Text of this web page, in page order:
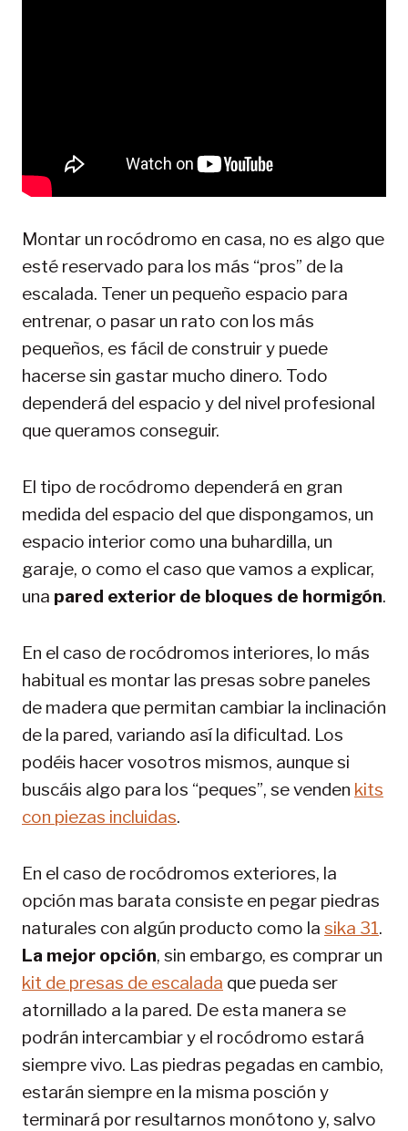
Montar un rocódromo en casa, no es algo que
esté reservado para los más “pros” de la
escalada. Tener un pequeño espacio para
entrenar, o pasar un rato con los más
pequeños, es fácil de construir y puede
hacerse sin gastar mucho dinero. Todo
dependerá del espacio y del nivel profesional
que queramos conseguir.
El tipo de rocódromo dependerá en gran
medida del espacio del que dispongamos, un
espacio interior como una buhardilla, un
garaje, o como el caso que vamos a explicar,
una pared exterior de bloques de hormigón.
En el caso de rocódromos interiores, lo más
habitual es montar las presas sobre paneles
de madera que permitan cambiar la inclinación
de la pared, variando así la dificultad. Los
podéis hacer vosotros mismos, aunque si
buscáis algo para los “peques”, se venden kits
con piezas incluidas.
En el caso de rocódromos exteriores, la
opción mas barata consiste en pegar piedras
naturales con algún producto como la sika 31.
La mejor opción, sin embargo, es comprar un
kit de presas de escalada que pueda ser
atornillado a la pared. De esta manera se
podrán intercambiar y el rocódromo estará
siempre vivo. Las piedras pegadas en cambio,
estarán siempre en la misma posción y
terminará por resultarnos monótono y, salvo